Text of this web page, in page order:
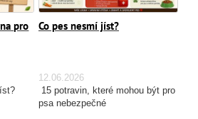
pro
Co pes nesmí jíst?
12.06.2026
15 potravin, které mohou být pro
psa nebezpečné